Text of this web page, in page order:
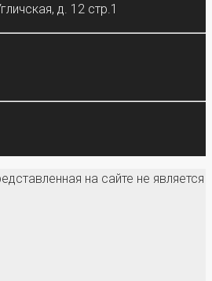
д. 12 стр.1
на сайте не является